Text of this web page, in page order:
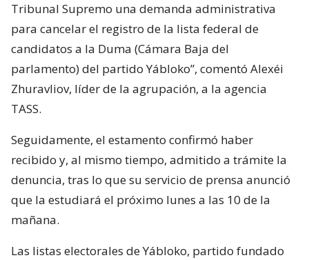
Tribunal Supremo una demanda administrativa
para cancelar el registro de la lista federal de
candidatos a la Duma (Cámara Baja del
parlamento) del partido Yábloko”, comentó Alexéi
Zhuravliov, líder de la agrupación, a la agencia
TASS.
Seguidamente, el estamento confirmó haber
recibido y, al mismo tiempo, admitido a trámite la
denuncia, tras lo que su servicio de prensa anunció
que la estudiará el próximo lunes a las 10 de la
mañana.
Las listas electorales de Yábloko, partido fundado